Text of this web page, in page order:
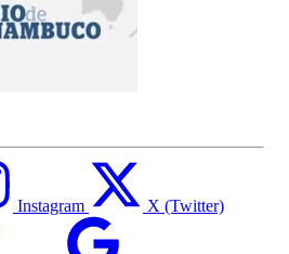
Instagram X (Twitter)